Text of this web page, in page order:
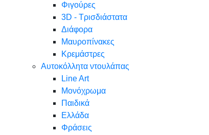
Φιγούρες
3D - Τρισδιάστατα
Διάφορα
Μαυροπίνακες
Κρεμάστρες
Αυτοκόλλητα ντουλάπας
Line Art
Μονόχρωμα
Παιδικά
Ελλάδα
Φράσεις